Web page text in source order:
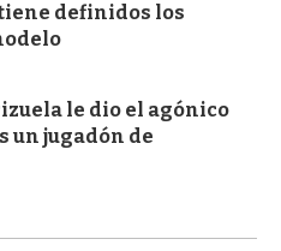
definidos los
le dio el agónico
jugadón de